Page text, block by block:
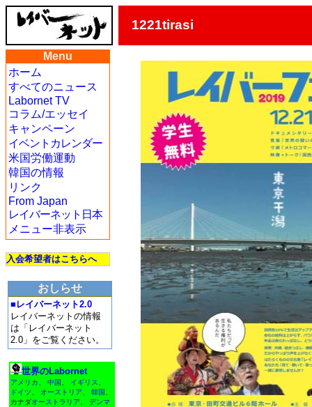
1221tirasi
Menu
ホーム
すべてのニュース
Labornet TV
コラム/エッセイ
キャンペーン
イベントカレンダー
米国労働運動
韓国の情報
リンク
From Japan
レイバーネット日本
メニュー非表示
入会希望者はこちらへ
おしらせ
■レイバーネット2.0
レイバーネットの情報
は「レイバーネット
2.0」をご覧ください。
世界のLabornet
アメリカ 中国 イギリス
ドイツ
オーストリア 韓国
カナダオーストラリア
デンマ